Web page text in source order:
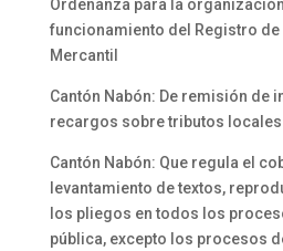
Ordenanza para la
funcionamiento del Registro de
Mercantil
Cantón Nabón: De remisión de
recargos sobre tributos locales
Cantón Nabón: Que regula el
levantamiento de textos,
los pliegos en todos los
pública, excepto los procesos